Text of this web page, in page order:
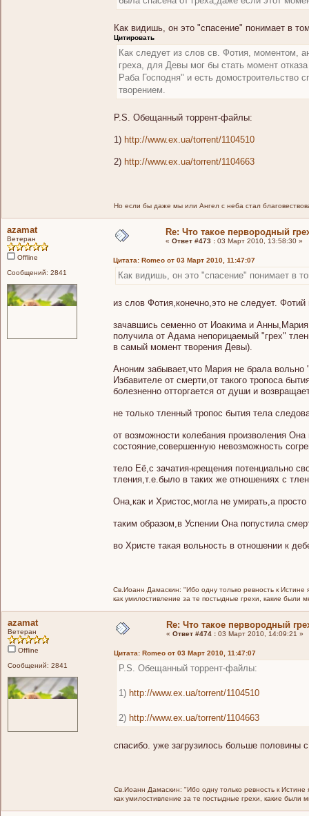
Как видишь, он это "спасение" понимает в
Цитировать
Как следует из слов св. Фотия, моментом,
греха, для Девы мог бы стать момент
Раба Господня" и есть домостроительство
творением.
P.S. Обещанный торрент-файлы:
1) http://www.ex.ua/torrent/1104510
2) http://www.ex.ua/torrent/1104663
Но если бы даже мы или Ангел с неба стал
azamat
Ветеран
Offline
Сообщений: 2841
Re: Что такое первородный
« Ответ #473 : 03 Март 2010, 13:58:30 »
Цитата: Romeo от 03 Март 2010, 11:47:07
Как видишь, он это "спасение" понимает в
из слов Фотия,конечно,это не следует.
зачавшись семенно от Иоакима и
получила от Адама непорицаемый "грех"
в самый момент творения Девы).
Аноним забывает,что Мария не брала
Избавителе от смерти,от такого тропоса
болезненно отторгается от души и
не только тленный тропос бытия тела
от возможности колебания произволения
состояние,совершенную невозможность
тело Её,с зачатия-крещения потенциально
тления,т.е.было в таких же отношениях с
Она,как и Христос,могла не умирать,а
таким образом,в Успении Она попустила
во Христе такая вольность в отношении к
Св.Иоанн Дамаскин: "Ибо одну только ревность к
как умилостивление за те постыдные грехи, какие были
azamat
Ветеран
Offline
Сообщений: 2841
Re: Что такое первородный
« Ответ #474 : 03 Март 2010, 14:09:21 »
Цитата: Romeo от 03 Март 2010, 11:47:07
P.S. Обещанный торрент-файлы:
1) http://www.ex.ua/torrent/1104510
2) http://www.ex.ua/torrent/1104663
спасибо. уже загрузилось больше
Св.Иоанн Дамаскин: "Ибо одну только ревность к
как умилостивление за те постыдные грехи, какие были